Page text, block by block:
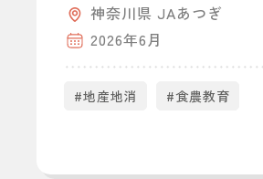
神奈川県 JAあつぎ
2026年6月
#地産地消 #食農教育